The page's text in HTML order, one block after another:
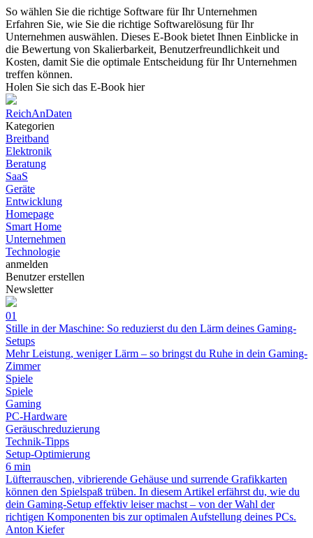
So wählen Sie die richtige Software für Ihr Unternehmen
Erfahren Sie, wie Sie die richtige Softwarelösung für Ihr
Unternehmen auswählen. Dieses E-Book bietet Ihnen Einblicke in
die Bewertung von Skalierbarkeit, Benutzerfreundlichkeit und
Kosten, damit Sie die optimale Entscheidung für Ihr Unternehmen
treffen können.
Holen Sie sich das E-Book hier
ReichAnDaten
Kategorien
Breitband
Elektronik
Beratung
SaaS
Geräte
Entwicklung
Homepage
Smart Home
Unternehmen
Technologie
anmelden
Benutzer erstellen
Newsletter
01
Stille in der Maschine: So reduzierst du den Lärm deines Gaming-
Setups
Mehr Leistung, weniger Lärm – so bringst du Ruhe in dein Gaming-
Zimmer
Spiele
Spiele
Gaming
PC-Hardware
Geräuschreduzierung
Technik-Tipps
Setup-Optimierung
6 min
Lüfterrauschen, vibrierende Gehäuse und surrende Grafikkarten
können den Spielspaß trüben. In diesem Artikel erfährst du, wie du
dein Gaming-Setup effektiv leiser machst – von der Wahl der
richtigen Komponenten bis zur optimalen Aufstellung deines PCs.
Anton Kiefer